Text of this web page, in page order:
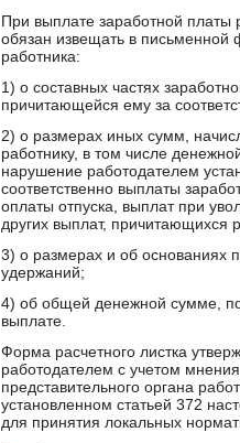
При выплате заработной платы
обязан извещать в письменной
работника:
1) о составных частях
причитающейся ему за
2) о размерах иных сумм,
работнику, в том числе
нарушение работодателем
соответственно выплаты
оплаты отпуска, выплат при
других выплат, причитающихся
3) о размерах и об основаниях
удержаний;
4) об общей денежной сумме,
выплате.
Форма расчетного листка
работодателем с учетом мнения
представительного органа
установленном статьей 372
для принятия локальных